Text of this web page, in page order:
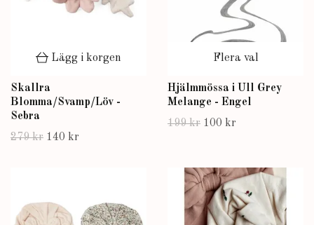
Lägg i korgen
Skallra
Blomma/Svamp/Löv -
Sebra
279 kr 140 kr
Flera val
Hjälmmössa i Ull Grey
Melange - Engel
199 kr 100 kr